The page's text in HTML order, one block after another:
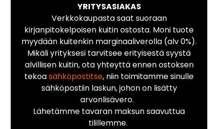
YRITYSASIAKAS
Verkkokaupasta saat suoraan
kirjanpitokelpoisen kuitin ostosta. Moni tuote
myydään kuitenkin marginaaliverolla (alv 0%).
Mikäli yrityksesi tarvitsee erityisestä syystä
alvillisen kuitin, ota yhteyttä ennen ostoksen
tekoasähköpostitse, niin toimitamme sinulle
sähköpostiin laskun, johon on lisätty
arvonlisävero.
Lähetämme tavaran maksun saavuttua
tilillemme.